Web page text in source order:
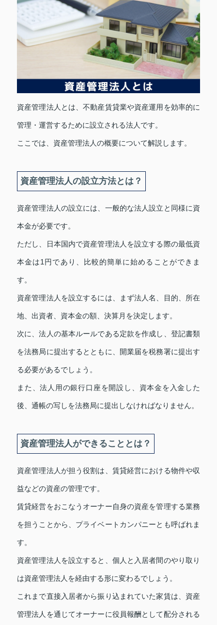
資産管理法人とは、不動産賃貸業や資産運用を効率的に
管理・運営するために設立される法人です。
ここでは、資産管理法人の概要について解説します。
資産管理法人の設立方法とは？
資産管理法人の設立には、一般的な法人設立と同様に資
本金が必要です。
ただし、日本国内で資産管理法人を設立する際の最低資
本金は1円であり、比較的簡単に始めることができま
す。
資産管理法人を設立するには、まず法人名、目的、所在
地、出資者、資本金の額、決算月を決定します。
次に、法人の基本ルールである定款を作成し、登記書類
を法務局に提出するとともに、開業届を税務署に提出す
る必要があるでしょう。
また、法人用の銀行口座を開設し、資本金を入金した
後、通帳の写しを法務局に提出しなければなりません。
資産管理法人ができることとは？
資産管理法人が担う役割は、賃貸経営における物件や収
益などの資産の管理です。
賃貸経営をおこなうオーナー自身の資産を管理する業務
を担うことから、プライベートカンパニーとも呼ばれま
す。
資産管理法人を設立すると、個人と入居者間のやり取り
は資産管理法人を経由する形に変わるでしょう。
これまで直接入居者から振り込まれていた家賃は、資産
管理法人を通じてオーナーに役員報酬として配分される